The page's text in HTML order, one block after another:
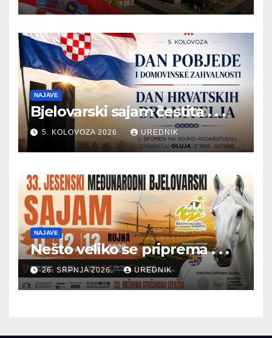
NAJAVE
Bjelovarski sajam čestita . . .
5. KOLOVOZA 2026. UREDNIK
NAJAVE
Nešto veliko se priprema . . .
26. SRPNJA 2026. UREDNIK